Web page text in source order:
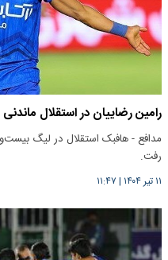
رامین رضاییان در استقلال
مدافع - هافبک استقلال در لیگ
رفت.
۱۱ تیر ۱۴۰۴ | ۱۱:۴۷